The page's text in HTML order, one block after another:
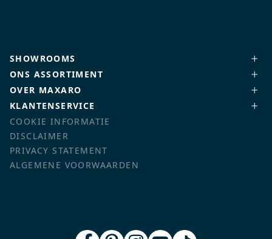
SHOWROOMS
ONS ASSORTIMENT
OVER MAXARO
KLANTENSERVICE
COOKIE INFORMATIE
DISCLAIMER
PRIVACY STATEMENT
ALGEMENE VOORWAARDEN